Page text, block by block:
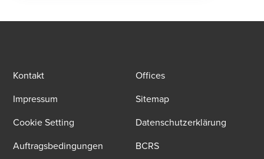
Kontakt
Offices
Impressum
Sitemap
Cookie Setting
Datenschutzerklärung
Auftragsbedingungen
BCRS